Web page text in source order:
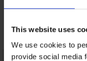
This website uses
We use cookies to
provide social media
Ontdek
LIMITED